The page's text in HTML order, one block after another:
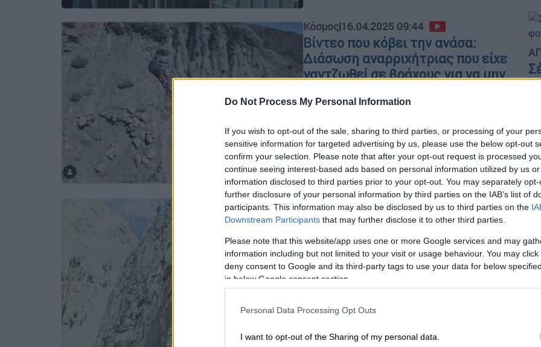
Do Not Process My Personal Information
If you wish to opt-out of the sale, sharing to third parties, or processing of your
sensitive information for targeted advertising by us, please use the below opt-out
confirm your selection. Please note that after your opt-out request is processed
continue seeing interest-based ads based on personal information utilized by us
information disclosed to third parties prior to your opt-out. You may separately
further disclosure of your personal information by third parties on the IAB’s list of
participants. This information may also be disclosed by us to third parties on the
Downstream Participants that may further disclose it to other third parties.
Please note that this website/app uses one or more Google services and may
information including but not limited to your visit or usage behaviour. You may
deny consent to Google and its third-party tags to use your data for below
in below Google consent section.
Personal Data Processing Opt Outs
I want to opt-out of the Sharing of my personal data.
Κόσμος|16.04.2025 09:44
Βίντεο που κόβει την ανάσα:
Διάσωση αναρριχήτριας που είχε
γαντζωθεί σε βράχους για να μην
«Η γυναίκα ήταν εξαντλημένη καθώς
βρισκόταν στην ίδια θέση για πάνω
από μια ώρα έχοντας την πλάτη της
ένα βαρύ σακίδιο σε έδαφος που ήταν
ασταθές»
Κόσμος |10.07.2024 13:41
Έκαναν αναρρίχηση στις Άλπεις
χωρίς εξοπλισμό και με τα παιδιά
τους αγκαλιά - Δείτε βίντεο
τμήμα των Άλπεων όπου εθεάθησαν